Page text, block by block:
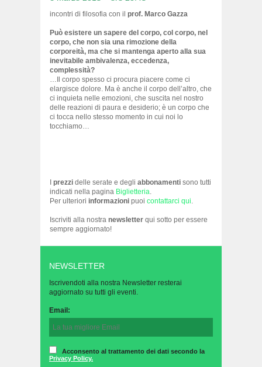
incontri di filosofia con il prof. Marco Gazza
Può esistere un sapere del corpo, col corpo, nel
corpo, che non sia una rimozione della
corporeità, ma che si mantenga aperto alla sua
inevitabile ambivalenza, eccedenza,
complessità?
…Il corpo spesso ci procura piacere come ci
elargisce dolore. Ma è anche il corpo dell’altro, che
ci inquieta nelle emozioni, che suscita nel nostro
delle reazioni di paura e desiderio; è un corpo che
ci tocca nello stesso momento in cui noi lo
tocchiamo…
prezzi delle serate e degli abbonamenti sono tutti
indicati nella pagina Biglietteria.
Per ulteriori informazioni puoi contattarci qui.
Iscriviti alla nostra newsletter qui sotto per essere
sempre aggiornato!
NEWSLETTER
Iscrivendoti alla nostra Newsletter resterai
aggiornato su tutti gli eventi.
Email:
Acconsento al trattamento dei dati secondo la
Privacy Policy.